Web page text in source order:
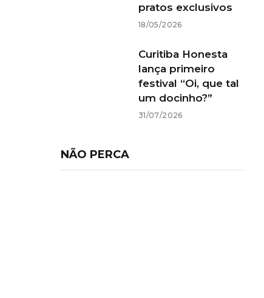
pratos exclusivos
18/05/2026
Curitiba Honesta
lança primeiro
festival “Oi, que tal
um docinho?”
31/07/2026
NÃO PERCA